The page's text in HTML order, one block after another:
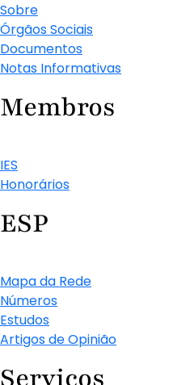
Sobre
Órgãos Sociais
Documentos
Notas Informativas
Membros
IES
Honorários
ESP
Mapa da Rede
Números
Estudos
Artigos de Opinião